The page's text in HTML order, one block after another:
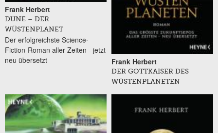
Frank Herbert
DUNE – DER
WÜSTENPLANET
Der erfolgreichste Science-
Fiction-Roman aller Zeiten - jetzt
neu übersetzt
Frank Herbert
DER GOTTKAISER DES
WÜSTENPLANETEN